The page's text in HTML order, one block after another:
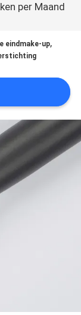
per Maand
eindmake-up,